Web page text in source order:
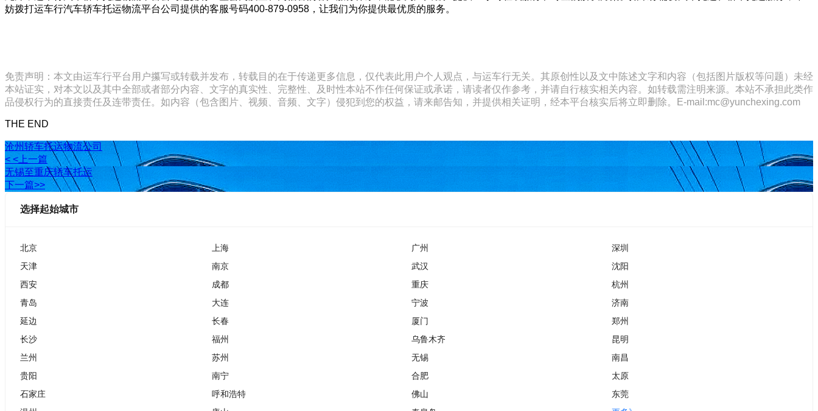
妨拨打运车行汽车轿车托运物流平台公司提供的客服号码400-879-0958，让我们为你提供最优质的服务。
免责声明：本文由运车行平台用户攥写或转载并发布，转载目的在于传递更多信息，仅代表此用户个人观点，与运车行无关。其原创性以及文中陈述文字和内容（包括图片版权等问题）未经
本站证实，对本文以及其中全部或者部分内容、文字的真实性、完整性、及时性本站不作任何保证或承诺，请读者仅作参考，并请自行核实相关内容。如转载需注明来源。本站不承担此类作
品侵权行为的直接责任及连带责任。如内容（包含图片、视频、音频、文字）侵犯到您的权益，请来邮告知，并提供相关证明，经本平台核实后将立即删除。E-mail:mc@yunchexing.com
THE END
沧州轿车托运物流公司
< <上一篇
无锡至重庆轿车托运
下一篇>>
选择起始城市
北京 上海 广州
深圳
天津
南京 武汉
沈阳
西安
成都 重庆
杭州
青岛
大连 宁波
济南
延边
长春 厦门
郑州
长沙
福州 乌鲁木齐
昆明
兰州
苏州 无锡
南昌
贵阳
南宁 合肥
太原
石家庄
呼和浩特 佛山
东莞